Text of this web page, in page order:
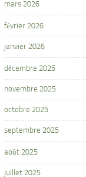
mars 2026
février 2026
janvier 2026
décembre 2025
novembre 2025
octobre 2025
septembre 2025
août 2025
juillet 2025